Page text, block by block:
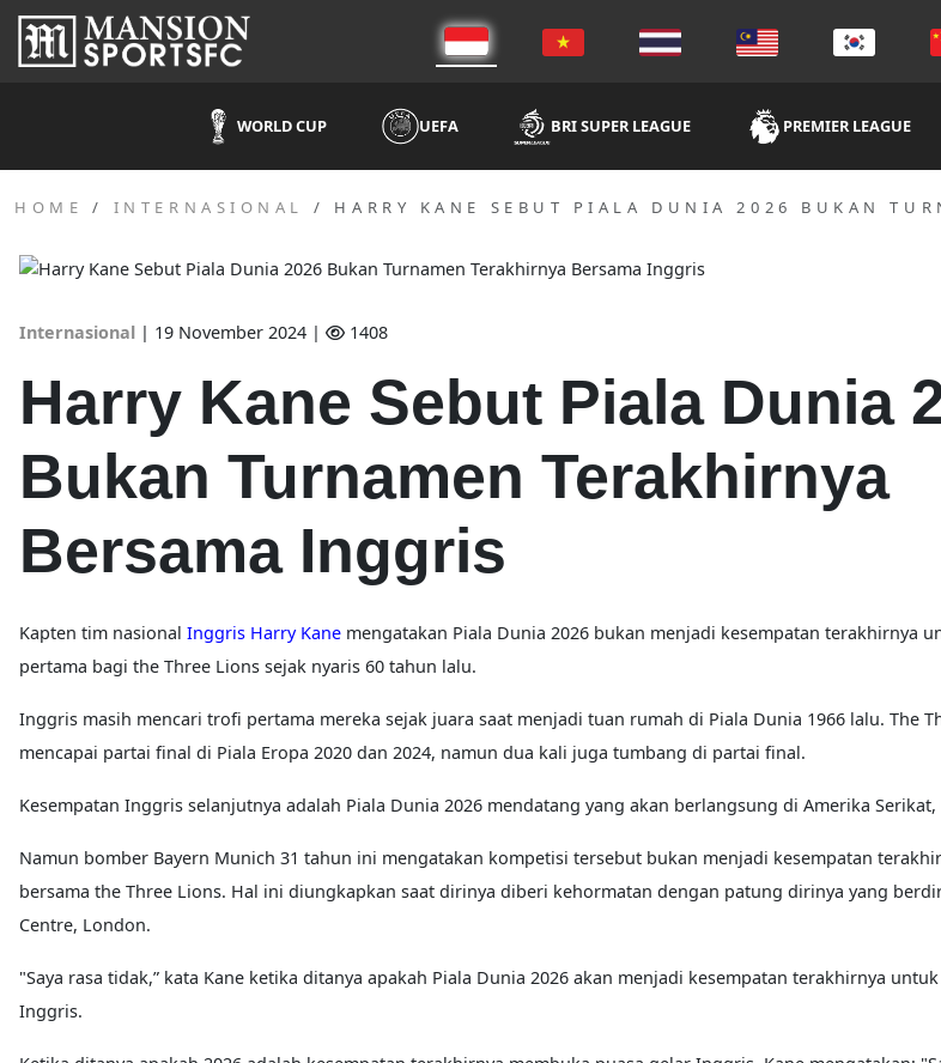
WORLD CUP UEFA BRI SUPER LEAGUE PREMIER LEAGUE
HOME INTERNASIONAL HARRY KANE SEBUT PIALA DUNIA 2026 BUKAN
Internasional | 19 November 2024 | 1408
Harry Kane Sebut Piala Dunia
Bukan Turnamen Terakhirnya
Bersama Inggris
Kapten tim nasional Inggris Harry Kane mengatakan Piala Dunia 2026 bukan menjadi kesempatan terakhirnya
pertama bagi the Three Lions sejak nyaris 60 tahun lalu.
Inggris masih mencari trofi pertama mereka sejak juara saat menjadi tuan rumah di Piala Dunia 1966 lalu. The
mencapai partai final di Piala Eropa 2020 dan 2024, namun dua kali juga tumbang di partai final.
Kesempatan Inggris selanjutnya adalah Piala Dunia 2026 mendatang yang akan berlangsung di Amerika
Namun bomber Bayern Munich 31 tahun ini mengatakan kompetisi tersebut bukan menjadi kesempatan
bersama the Three Lions. Hal ini diungkapkan saat dirinya diberi kehormatan dengan patung dirinya yang
Centre, London.
"Saya rasa tidak,” kata Kane ketika ditanya apakah Piala Dunia 2026 akan menjadi kesempatan terakhirnya
Inggris.